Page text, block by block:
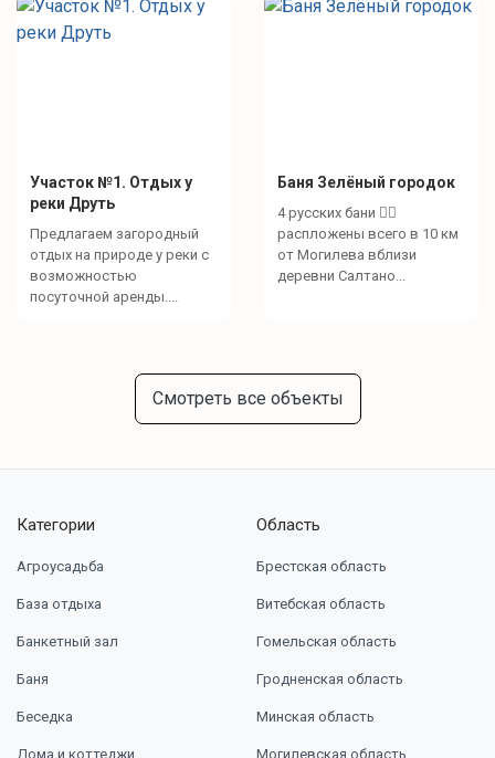
Участок №1. Отдых у
реки Друть
Предлагаем загородный
отдых на природе у реки с
возможностью
посуточной аренды....
Баня Зелёный городок
4 русских бани 🧖‍♀️
распложены всего в 10 км
от Могилева вблизи
деревни Салтано...
Смотреть все объекты
Категории
Агроусадьба
База отдыха
Банкетный зал
Баня
Беседка
Дома и коттеджи
Область
Брестская область
Витебская область
Гомельская область
Гродненская область
Минская область
Могилевская область